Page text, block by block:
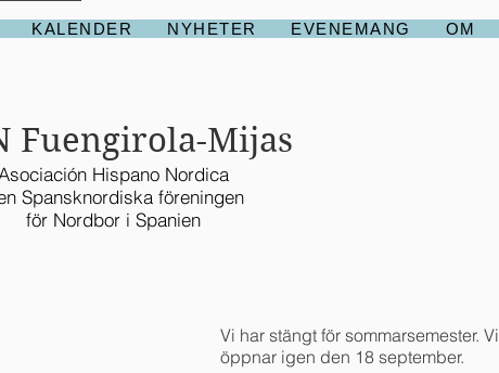
KALENDER NYHETER EVENEMANG OM
Fuengirola-Mijas
Hispano Nordica
Spansknordiska föreningen
för Nordbor i Spanien
Vi har stängt för sommarsemester. Vi
öppnar igen den 18 september.